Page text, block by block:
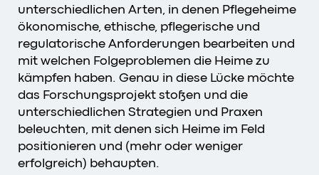
unterschiedlichen Arten, in denen Pflegeheime
ökonomische, ethische, pflegerische und
regulatorische Anforderungen bearbeiten und
mit welchen Folgeproblemen die Heime zu
kämpfen haben. Genau in diese Lücke möchte
das Forschungsprojekt stoßen und die
unterschiedlichen Strategien und Praxen
beleuchten, mit denen sich Heime im Feld
positionieren und (mehr oder weniger
erfolgreich) behaupten.